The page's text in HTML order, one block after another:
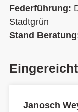
Federführung:
Stadtgrün
Stand
Janosch